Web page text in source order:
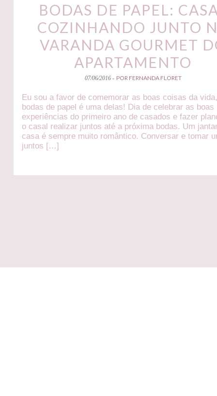
BODAS DE PAPEL:
COZINHANDO JUNTO
VARANDA GOURMET
APARTAMENTO
07/06/2016 - POR FERNANDA FLORET
Eu sou a favor de comemorar as boas coisas da
bodas de papel é uma delas! Dia de celebrar as boas
experiências do primeiro ano de casados e fazer
o casal realizar juntos até a próxima bodas. Um
casa é sempre muito romântico. Conversar e tomar
juntos […]